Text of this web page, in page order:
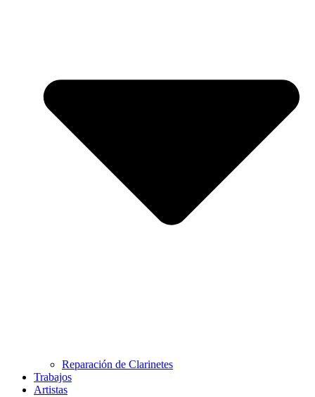
Reparación de Clarinetes
Trabajos
Artistas